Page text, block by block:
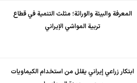
المعرفة والبيئة والوراثة؛ مثلث التنمية في قطاع
تربية المواشي الإيراني
ابتكار زراعي إيراني يقلل من استخدام الكيماويات